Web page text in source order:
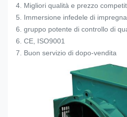
4. Migliori qualità e prezzo
5. Immersione infedele di
6. gruppo potente di controllo di
6. CE, ISO9001
7. Buon servizio di dopo-vendita